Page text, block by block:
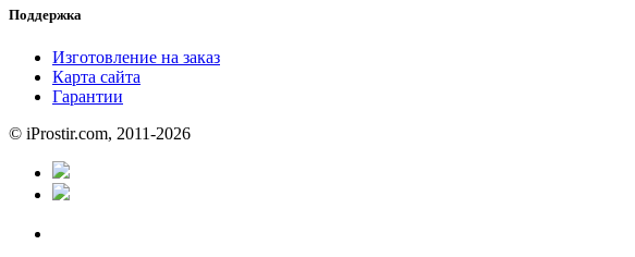
Поддержка
Изготовление на заказ
Карта сайта
Гарантии
© iProstir.com, 2011-2026